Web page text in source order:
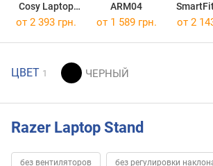
Cosy Laptop
Stand Height-
ARM04
от 2 393 грн. от 1 589 грн. от 2
ЦВЕТ 1
Razer Laptop Stand
без вентиляторов без регулировки